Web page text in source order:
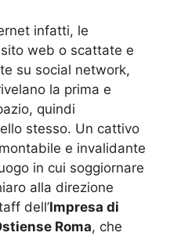
infatti, le
web o scattate e
su social network,
la prima e
quindi
stesso. Un cattivo
e invalidante
in cui soggiornare
alla direzione
dell’Impresa di
Roma, che